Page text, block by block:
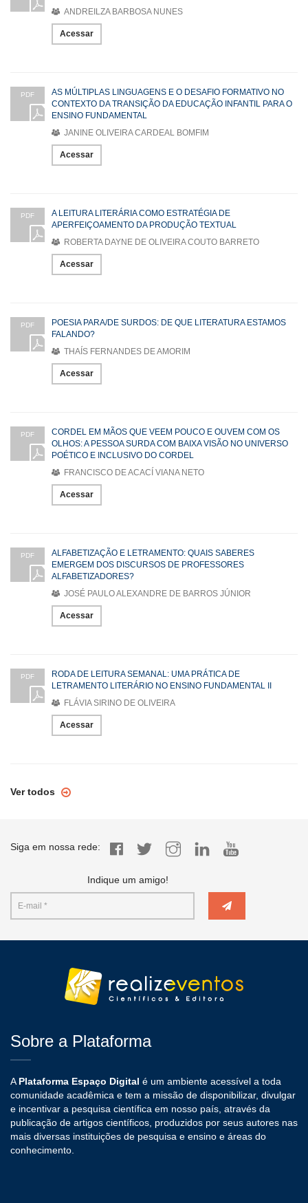
ANDREILZA BARBOSA NUNES
Acessar
PDF
AS MÚLTIPLAS LINGUAGENS E O DESAFIO FORMATIVO NO
CONTEXTO DA TRANSIÇÃO DA EDUCAÇÃO INFANTIL PARA O
ENSINO FUNDAMENTAL
JANINE OLIVEIRA CARDEAL BOMFIM
Acessar
PDF
A LEITURA LITERÁRIA COMO ESTRATÉGIA DE
APERFEIÇOAMENTO DA PRODUÇÃO TEXTUAL
ROBERTA DAYNE DE OLIVEIRA COUTO BARRETO
Acessar
PDF
POESIA PARA/DE SURDOS: DE QUE LITERATURA ESTAMOS
FALANDO?
THAÍS FERNANDES DE AMORIM
Acessar
PDF
CORDEL EM MÃOS QUE VEEM POUCO E OUVEM COM OS
OLHOS: A PESSOA SURDA COM BAIXA VISÃO NO UNIVERSO
POÉTICO E INCLUSIVO DO CORDEL
FRANCISCO DE ACACÍ VIANA NETO
Acessar
PDF
ALFABETIZAÇÃO E LETRAMENTO: QUAIS SABERES
EMERGEM DOS DISCURSOS DE PROFESSORES
ALFABETIZADORES?
JOSÉ PAULO ALEXANDRE DE BARROS JÚNIOR
Acessar
PDF
RODA DE LEITURA SEMANAL: UMA PRÁTICA DE
LETRAMENTO LITERÁRIO NO ENSINO FUNDAMENTAL II
FLÁVIA SIRINO DE OLIVEIRA
Acessar
Ver todos
Siga em nossa rede:
Indique um amigo!
Sobre a Plataforma
A Plataforma Espaço Digital é um ambiente acessível a toda
comunidade acadêmica e tem a missão de disponibilizar, divulgar
e incentivar a pesquisa científica em nosso país, através da
publicação de artigos científicos, produzidos por seus autores nas
mais diversas instituições de pesquisa e ensino e áreas do
conhecimento.